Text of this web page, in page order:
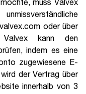
muss Valvex
oder über
Valvex kann den
indem es eine
zugewiesene E-
der Vertrag über
innerhalb von 3